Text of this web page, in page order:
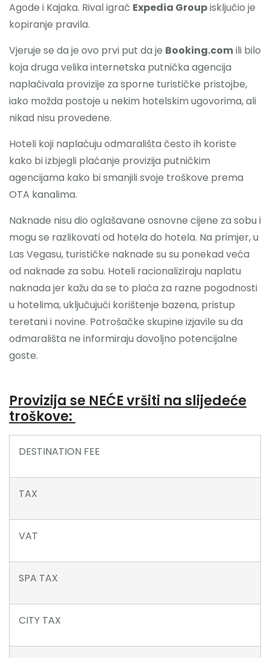
Agode i Kajaka. Rival igrač Expedia Groupisključio je
kopiranje pravila.
Vjeruje se da je ovo prvi put da je Booking.comili bilo
koja druga velika internetska putnička agencija
naplaćivala provizije za sporne turističke pristojbe,
iako možda postoje u nekim hotelskim ugovorima, ali
nikad nisu provedene.
Hoteli koji naplaćuju odmarališta često ih koriste
kako bi izbjegli plaćanje provizija putničkim
agencijama kako bi smanjili svoje troškove prema
OTA kanalima.
Naknade nisu dio oglašavane osnovne cijene za sobu i
mogu se razlikovati od hotela do hotela. Na primjer, u
Las Vegasu, turističke naknade su su ponekad veća
od naknade za sobu. Hoteli racionaliziraju naplatu
naknada jer kažu da se to plaća za razne pogodnosti
u hotelima, uključujući korištenje bazena, pristup
teretani i novine. Potrošačke skupine izjavile su da
odmarališta ne informiraju dovoljno potencijalne
goste.
Provizija se NEĆE vršiti na slijedeće
troškove:
DESTINATION FEE
TAX
VAT
SPA TAX
CITY TAX